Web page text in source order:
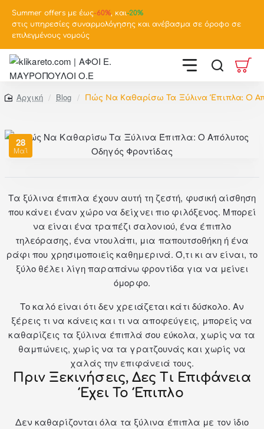
Summer offers με έως-60%, και-20%
στις υπηρεσίες συναρμολόγησης και ανέβασμα σε όροφο σε
επιλεγμένους νομούς
home
Blog Πώς Να Καθαρίσω Τα Ξύλινα Έπιπλα: Ο
28
Μαΐ
Τα ξύλινα έπιπλα έχουν αυτή τη ζεστή, φυσική αίσθηση
που κάνει έναν χώρο να δείχνει πιο φιλόξενος. Μπορεί
να είναι ένα τραπέζι σαλονιού, ένα έπιπλο
τηλεόρασης, ένα ντουλάπι, μια παπουτσοθήκη ή ένα
ράφι που χρησιμοποιείς καθημερινά. Ό,τι κι αν είναι, το
ξύλο θέλει λίγη παραπάνω φροντίδα για να μείνει
όμορφο.
Το καλό είναι ότι δεν χρειάζεται κάτι δύσκολο. Αν
ξέρεις τι να κάνεις και τι να αποφεύγεις, μπορείς να
καθαρίζεις τα ξύλινα έπιπλά σου εύκολα, χωρίς να τα
θαμπώνεις, χωρίς να τα γρατζουνάς και χωρίς να
χαλάς την επιφάνειά τους.
Πριν Ξεκινήσεις, Δες Τι Επιφάνεια
Έχει Το Έπιπλο
Δεν καθαρίζονται όλα τα ξύλινα έπιπλα με τον ίδιο